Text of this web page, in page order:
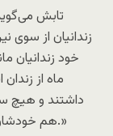
تابش
زندانیان از سوی
خود زندانیان
ماه از
داشتند و هیچ
هم خودشان قصد تخریب در را داشته‌اند و مجروح شده‌اند.»